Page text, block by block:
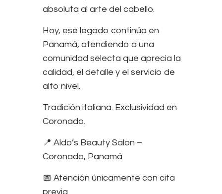
absoluta al arte del cabello.
Hoy, ese legado continúa en
Panamá, atendiendo a una
comunidad selecta que aprecia la
calidad, el detalle y el servicio de
alto nivel.
Tradición italiana. Exclusividad en
Coronado.
📍 Aldo’s Beauty Salon –
Coronado, Panamá
📅 Atención únicamente con cita
previa